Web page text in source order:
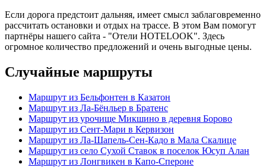
Если дорога предстоит дальняя, имеет смысл заблаговременно
рассчитать остановки и отдых на трассе. В этом Вам помогут
партнёры нашего сайта - "Отели HOTELOOK". Здесь
огромное количество предложений и очень выгодные цены.
Случайные маршруты
Маршрут из Бельфонтен в Казатон
Маршрут из Ла-Бёнльер в Братенс
Маршрут из урочище Микшино в деревня Борово
Маршрут из Сент-Мари в Кервизон
Маршрут из Ла-Шапель-Сен-Кадо в Мала Скалице
Маршрут из село Сухой Ставок в поселок Юсуп Алан
Маршрут из Лонгвикен в Капо-Спероне